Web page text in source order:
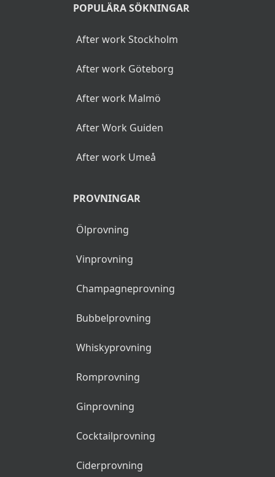
POPULÄRA SÖKNINGAR
After work Stockholm
After work Göteborg
After work Malmö
After Work Guiden
After work Umeå
PROVNINGAR
Ölprovning
Vinprovning
Champagneprovning
Bubbelprovning
Whiskyprovning
Romprovning
Ginprovning
Cocktailprovning
Ciderprovning